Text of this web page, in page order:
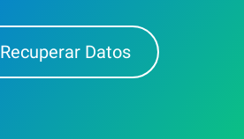
Recuperar Datos